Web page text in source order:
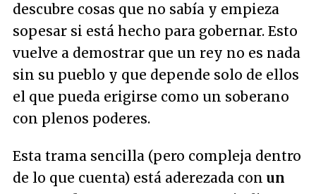
descubre cosas que no sabía y empieza
sopesar si está hecho para gobernar. Esto
vuelve a demostrar que un rey no es nada
sin su pueblo y que depende solo de ellos
el que pueda erigirse como un soberano
con plenos poderes.
Esta trama sencilla (pero compleja dentro
de lo que cuenta) está aderezada con un